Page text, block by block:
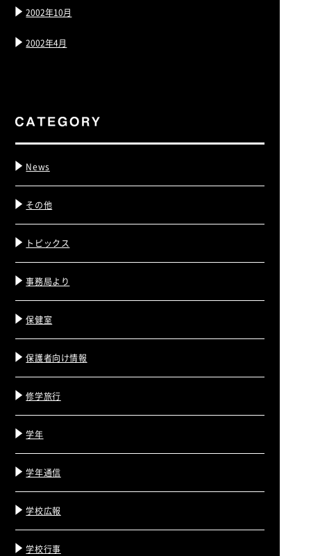
2002年10月
2002年4月
News
その他
トピックス
事務局より
保健室
保護者向け情報
修学旅行
学年
学年通信
学校広報
学校行事